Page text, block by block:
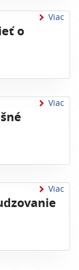
Viac
o
Viac
Viac